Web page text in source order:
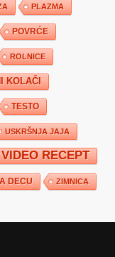
PLAZMA
POVRĆE
ROLNICE
KOLAČI
TESTO
USKRŠNJA JAJA
VIDEO RECEPT
DECU ZIMNICA